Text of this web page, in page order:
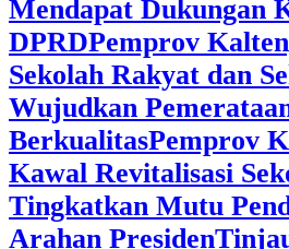
Mendapat Dukungan
DPRD‎Pemprov
Sekolah Rakyat dan
Wujudkan
Berkualitas‎Pemprov
Kawal Revitalisasi
Tingkatkan Mutu
Arahan Presiden